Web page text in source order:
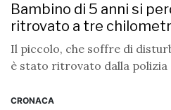
Bambino di 5 anni si
ritrovato a tre
Il piccolo, che soffre di
è stato ritrovato dalla polizia
CRONACA